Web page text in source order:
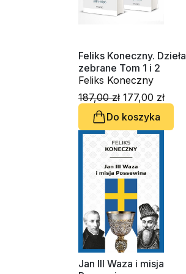
Feliks Koneczny. Dzieła
zebrane Tom 1 i 2
Feliks Koneczny
187,00 zł 177,00 zł
Do koszyka
Jan III Waza i misja